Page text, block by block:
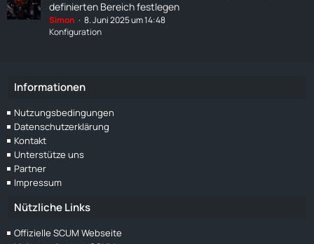
definierten Bereich festlegen
Simon
8. Juni 2025 um 14:48
Konfiguration
Informationen
Nutzungsbedingungen
Datenschutzerklärung
Kontakt
Unterstütze uns
Partner
Impressum
Nützliche Links
Offizielle SCUM Webseite